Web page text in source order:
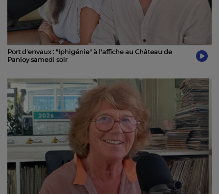
Port d'envaux : "Iphigénie" à l'affiche au Château de
Panloy samedi soir